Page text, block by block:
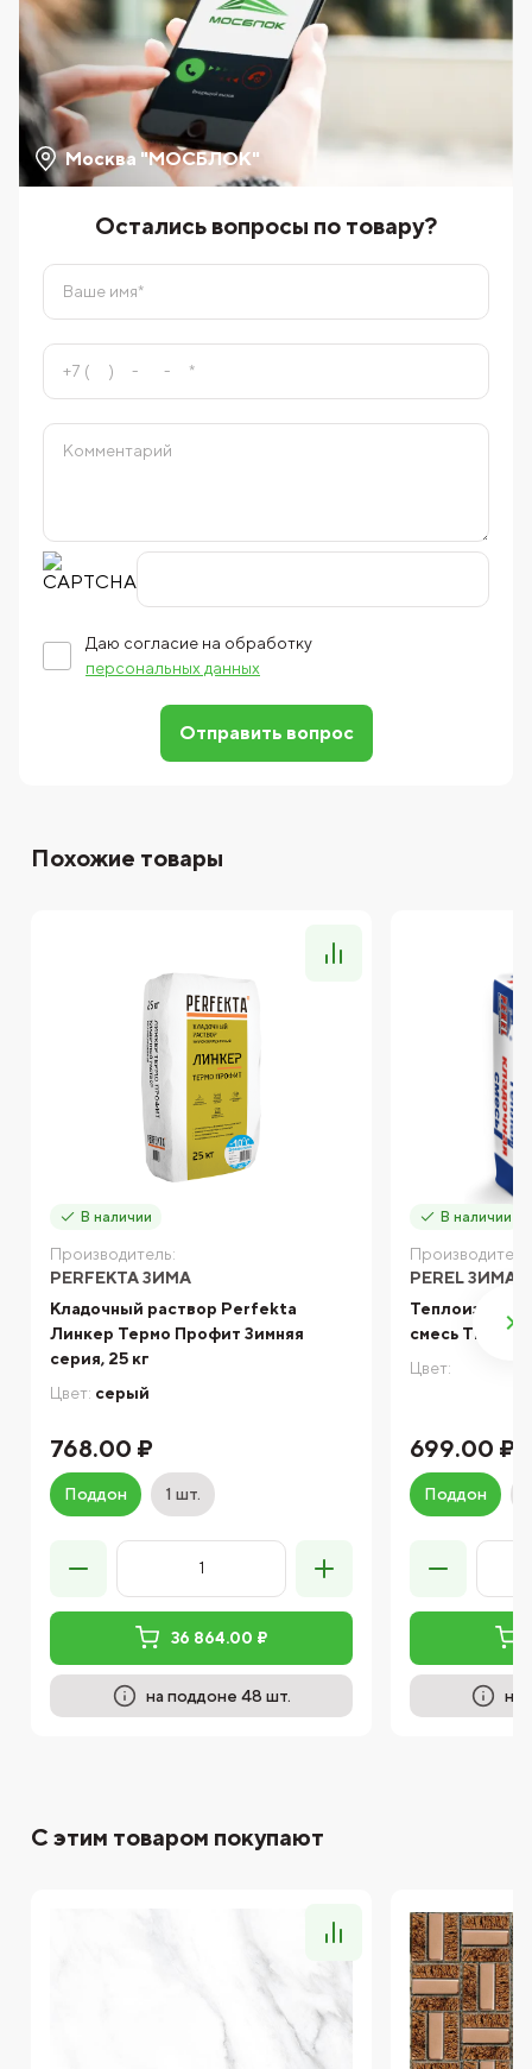
Москва "МОСБЛОК"
Остались вопросы по товару?
Даю согласие на обработку
персональных данных
Отправить вопрос
Похожие товары
В наличии
Производитель:
PERFEKTA ЗИМА
Кладочный раствор Perfekta
Линкер Термо Профит Зимняя
серия, 25 кг
Цвет: серый
768.00 ₽
Поддон 1 шт.
36 864.00 ₽
на поддоне 48 шт.
В наличии
PEREL ЗИМА
смесь TKS
Цвет:
699.00 ₽
Поддон
на
С этим товаром покупают